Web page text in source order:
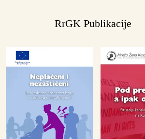
RrGK Publikacije